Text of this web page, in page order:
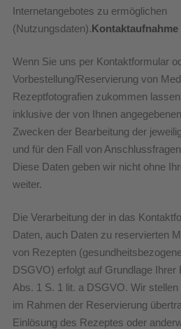
Internetangebotes zu ermöglichen
(Nutzungsdaten).
Wenn Sie uns per Kontaktformular
Vorbestellung/Reservierung von
Rezeptfotografien zukommen
inklusive der von Ihnen
Zwecken der Bearbeitung der
und für den Fall von
Diese Daten geben wir nicht ohne
weiter.
Die Verarbeitung der in das
Daten, auch Daten zu reservierten
von Rezepten
DSGVO) erfolgt auf Grundlage Ihrer
Abs. 1 S. 1 lit. a DSGVO. Wir
im Rahmen der Reservierung
Einlösung des Rezeptes oder